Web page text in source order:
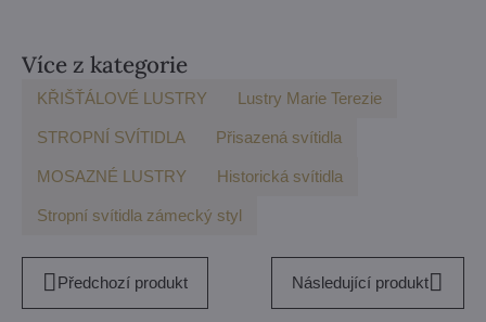
Více z kategorie
KŘIŠŤÁLOVÉ LUSTRY Lustry Marie Terezie
STROPNÍ SVÍTIDLA Přisazená svítidla
MOSAZNÉ LUSTRY Historická svítidla
Stropní svítidla zámecký styl
Předchozí produkt Následující produkt